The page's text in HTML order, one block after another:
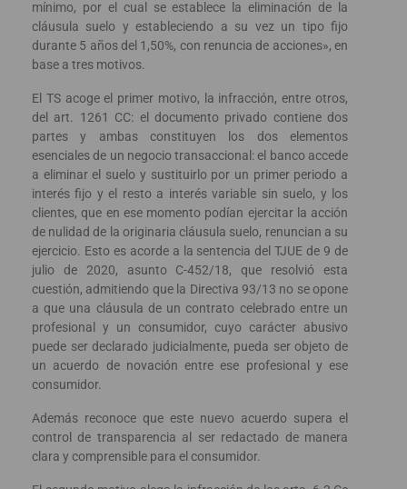
mínimo, por el cual se establece la eliminación de la
cláusula suelo y estableciendo a su vez un tipo fijo
durante 5 años del 1,50%, con renuncia de acciones», en
base a tres motivos.
El TS acoge el primer motivo, la infracción, entre otros,
del art. 1261 CC: el documento privado contiene dos
partes y ambas constituyen los dos elementos
esenciales de un negocio transaccional: el banco accede
a eliminar el suelo y sustituirlo por un primer periodo a
interés fijo y el resto a interés variable sin suelo, y los
clientes, que en ese momento podían ejercitar la acción
de nulidad de la originaria cláusula suelo, renuncian a su
ejercicio. Esto es acorde a la sentencia del TJUE de 9 de
julio de 2020, asunto C-452/18, que resolvió esta
cuestión, admitiendo que la Directiva 93/13 no se opone
a que una cláusula de un contrato celebrado entre un
profesional y un consumidor, cuyo carácter abusivo
puede ser declarado judicialmente, pueda ser objeto de
un acuerdo de novación entre ese profesional y ese
consumidor.
Además reconoce que este nuevo acuerdo supera el
control de transparencia al ser redactado de manera
clara y comprensible para el consumidor.